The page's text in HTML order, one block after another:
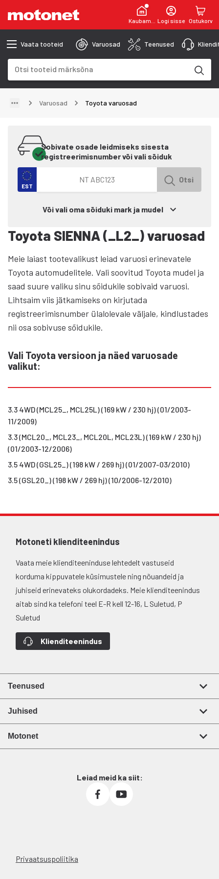
KaubamajaLogi sisse Ostukorv
Vaata tooteid Varuosad Teenused
Varuosad Toyota varuosad
Sobivate osade leidmiseks sisesta
registreerimisnumber või vali sõiduk
EST
Otsi autot registreerimisnumbri järgi
Otsi
Või vali oma sõiduki mark ja mudel
Toyota SIENNA (_L2_) varuosad
Meie laiast tootevalikust leiad varuosi erinevatele
Toyota automudelitele. Vali soovitud Toyota mudel ja
saad suure valiku sinu sõidukile sobivaid varuosi.
Lihtsaim viis jätkamiseks on kirjutada
registreerimisnumber ülalolevale väljale, kindlustades
nii osa sobivuse sõidukile.
Vali Toyota versioon ja näed varuosade
valikut:
3.3 4WD (MCL25_, MCL25L) (169 kW / 230 hj) (01/2003-
11/2009)
3.3 (MCL20_, MCL23_, MCL20L, MCL23L) (169 kW / 230 hj)
(01/2003-12/2006)
3.5 4WD (GSL25_) (198 kW / 269 hj) (01/2007-03/2010)
3.5 (GSL20_) (198 kW / 269 hj) (10/2006-12/2010)
Motoneti klienditeenindus
Vaata meie klienditeeninduse lehtedelt vastuseid
korduma kippuvatele küsimustele ning nõuandeid ja
juhiseid erinevateks olukordadeks. Meie klienditeenindus
aitab sind ka telefoni teel E-R kell 12-16, L Suletud, P
Suletud
Klienditeenindus
Teenused
Juhised
Motonet
Leiad meid ka siit:
Privaatsuspoliitika